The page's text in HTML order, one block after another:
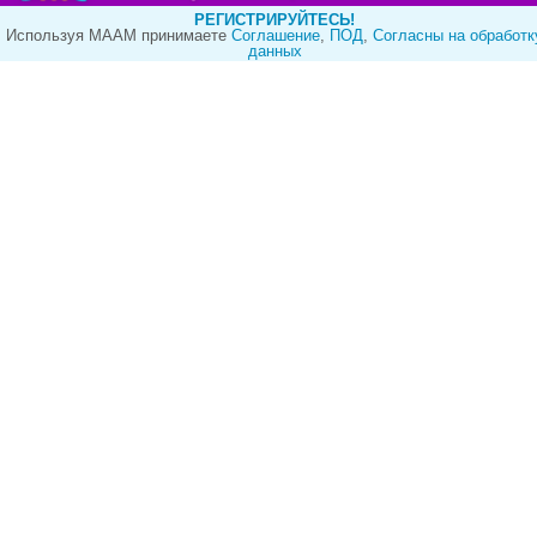
РЕГИСТРИРУЙТЕСЬ!
Используя МААМ принимаете Cоглашение, ПОД, Согласны на
данных